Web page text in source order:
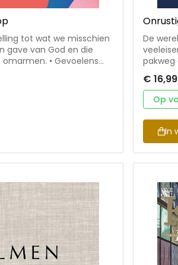
tot wat we misschien
gave van God en die
• Gevoelens
dit uit en maakt dit
een
én New York Times
boeken waren een
De
pakweg
Waar
met
van
verkent
staan.
onder
te
€ 16,99
Op
In